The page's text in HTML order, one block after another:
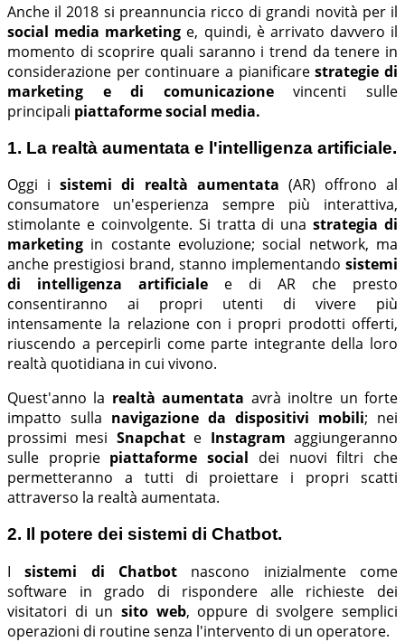
Anche il 2018 si preannuncia ricco di grandi novità per il
social media marketing e, quindi, è arrivato davvero il
momento di scoprire quali saranno i trend da tenere in
considerazione per continuare a pianificarestrategie di
marketing e di comunicazionevincenti sulle
principali piattaforme social media.
1. La realtà aumentata e l'intelligenza artificiale.
Oggi isistemi di realtà aumentata (AR) offrono al
consumatore un'esperienza sempre più interattiva,
stimolante e coinvolgente. Si tratta di unastrategia di
marketing in costante evoluzione; social network, ma
anche prestigiosi brand, stanno implementando sistemi
di intelligenza artificiale e di AR che presto
consentiranno ai propri utenti di vivere più
intensamente la relazione con i propri prodotti offerti,
riuscendo a percepirli come parte integrante della loro
realtà quotidiana in cui vivono.
Quest'anno la realtà aumentata avrà inoltre un forte
impatto sulla navigazione da dispositivi mobili; nei
prossimi mesi Snapchate Instagram aggiungeranno
sulle proprie piattaforme social dei nuovi filtri che
permetteranno a tutti di proiettare i propri scatti
attraverso la realtà aumentata.
2. Il potere dei sistemi di Chatbot.
Isistemi di Chatbot nascono inizialmente come
software in grado di rispondere alle richieste dei
visitatori di un sito web, oppure di svolgere semplici
operazioni di routine senza l'intervento di un operatore.